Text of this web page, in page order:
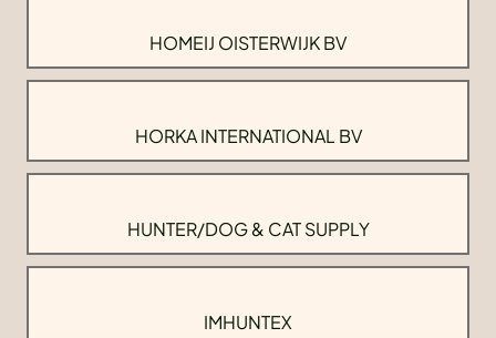
HOMEIJ OISTERWIJK BV
HORKA INTERNATIONAL BV
HUNTER/DOG & CAT SUPPLY
IMHUNTEX